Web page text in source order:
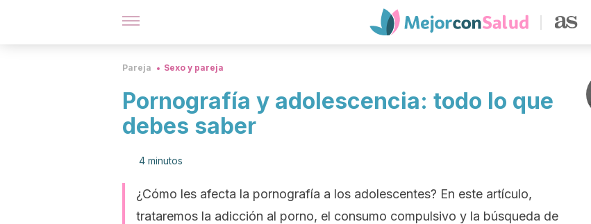
Pareja Sexo y pareja
Pornografía y adolescencia: todo lo que
debes saber
4 minutos
¿Cómo les afecta la pornografía a los adolescentes? En este artículo,
trataremos la adicción al porno, el consumo compulsivo y la búsqueda de